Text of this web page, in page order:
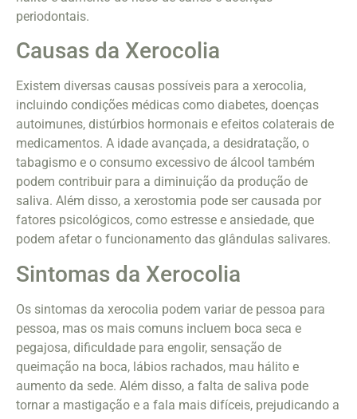
periodontais.
Causas da Xerocolia
Existem diversas causas possíveis para a xerocolia,
incluindo condições médicas como diabetes, doenças
autoimunes, distúrbios hormonais e efeitos colaterais de
medicamentos. A idade avançada, a desidratação, o
tabagismo e o consumo excessivo de álcool também
podem contribuir para a diminuição da produção de
saliva. Além disso, a xerostomia pode ser causada por
fatores psicológicos, como estresse e ansiedade, que
podem afetar o funcionamento das glândulas salivares.
Sintomas da Xerocolia
Os sintomas da xerocolia podem variar de pessoa para
pessoa, mas os mais comuns incluem boca seca e
pegajosa, dificuldade para engolir, sensação de
queimação na boca, lábios rachados, mau hálito e
aumento da sede. Além disso, a falta de saliva pode
tornar a mastigação e a fala mais difíceis, prejudicando a